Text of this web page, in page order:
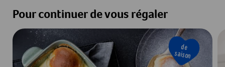
Pour continuer de vous régaler
de
saison